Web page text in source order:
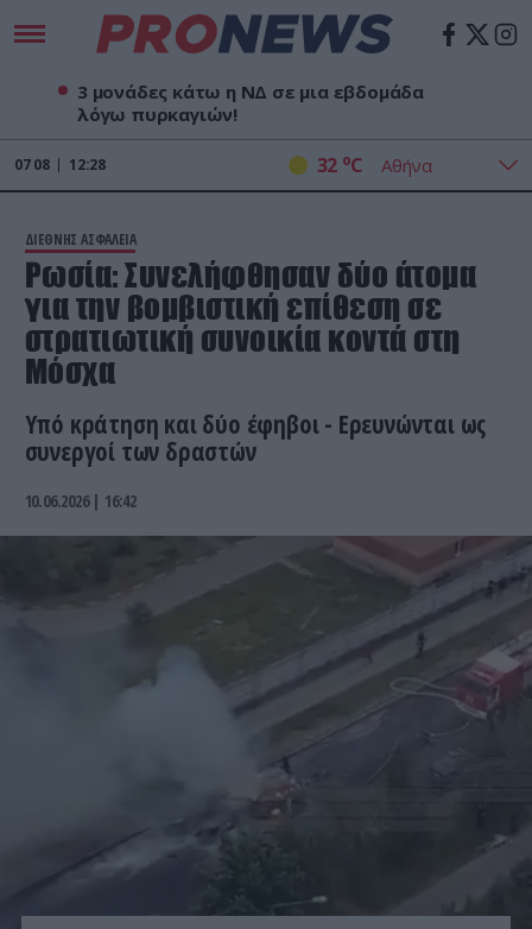
3 μονάδες κάτω η ΝΔ σε μια εβδομάδα
λόγω πυρκαγιών!
07 08 12:28 32 oC
ΔΙΕΘΝΗΣ ΑΣΦΑΛΕΙΑ
Ρωσία: Συνελήφθησαν δύο άτομα
για την βομβιστική επίθεση σε
στρατιωτική συνοικία κοντά στη
Μόσχα
Υπό κράτηση και δύο έφηβοι - Ερευνώνται ως
συνεργοί των δραστών
10.06.2026 | 16:42